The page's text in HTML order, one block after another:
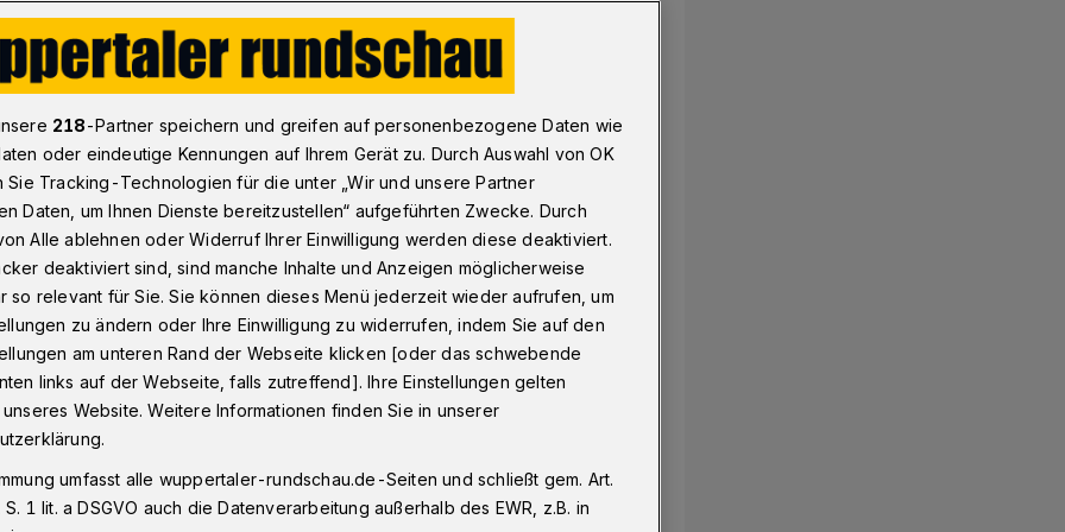
Stimmen nach dem WSV-Testspiel beim TuS Bövinghausen
„Bin
Westfalen-Oberligisten TuS
verbundenen Rückenwind wollte der
SV in die Testspiel-Serie starten.
Rot-Blauen gewannen 3:1. Die Stimmen
218-Partner speichern und greifen auf personenbezogene Daten wie
oder eindeutige Kennungen auf Ihrem Gerät zu. Durch Auswahl von OK
Sie Tracking-Technologien für die unter „Wir und unsere Partner
Daten, um Ihnen Dienste bereitzustellen“ aufgeführten Zwecke. Durch
Alle ablehnen oder Widerruf Ihrer Einwilligung werden diese deaktiviert.
deaktiviert sind, sind manche Inhalte und Anzeigen möglicherweise
so relevant für Sie. Sie können dieses Menü jederzeit wieder aufrufen, um
zu ändern oder Ihre Einwilligung zu widerrufen, indem Sie auf den
am unteren Rand der Webseite klicken [oder das schwebende
links auf der Webseite, falls zutreffend]. Ihre Einstellungen gelten
Website. Weitere Informationen finden Sie in unserer
umfasst alle wuppertaler-rundschau.de-Seiten und schließt gem. Art.
1 lit. a DSGVO auch die Datenverarbeitung außerhalb des EWR, z.B. in